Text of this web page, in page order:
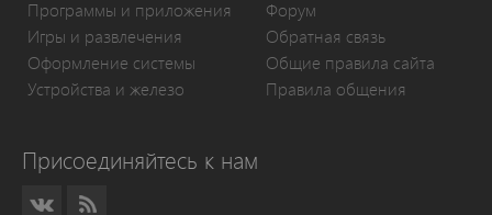
Программы и приложения
Игры и развлечения
Оформление системы
Устройства и железо
Форум
Обратная связь
Общие правила сайта
Правила общения
Присоединяйтесь к нам